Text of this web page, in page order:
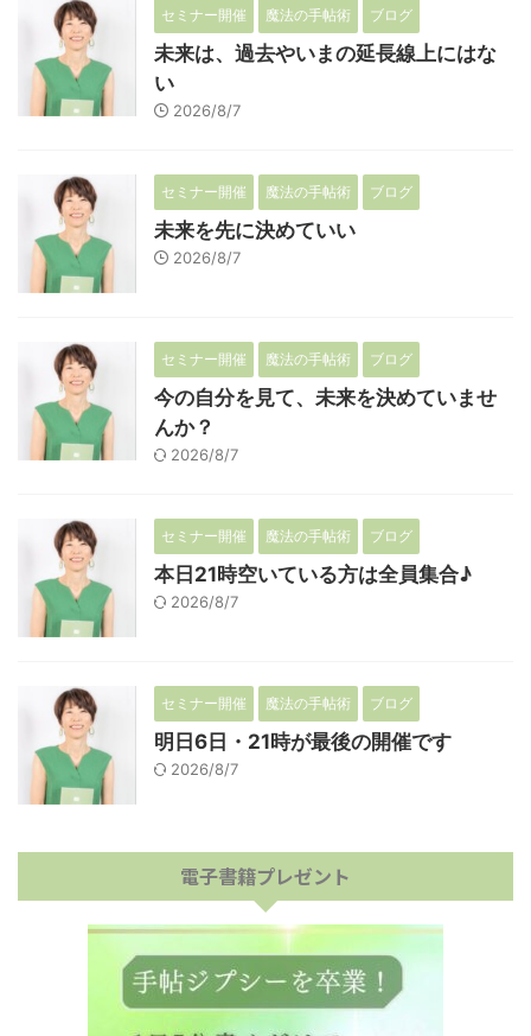
セミナー開催 魔法の手帖術 ブログ
未来は、過去やいまの延長線上にはな
い
2026/8/7
セミナー開催 魔法の手帖術 ブログ
未来を先に決めていい
2026/8/7
セミナー開催 魔法の手帖術 ブログ
今の自分を見て、未来を決めていませ
んか？
2026/8/7
セミナー開催 魔法の手帖術 ブログ
本日21時空いている方は全員集合♪
2026/8/7
セミナー開催 魔法の手帖術 ブログ
明日6日・21時が最後の開催です
2026/8/7
電子書籍プレゼント